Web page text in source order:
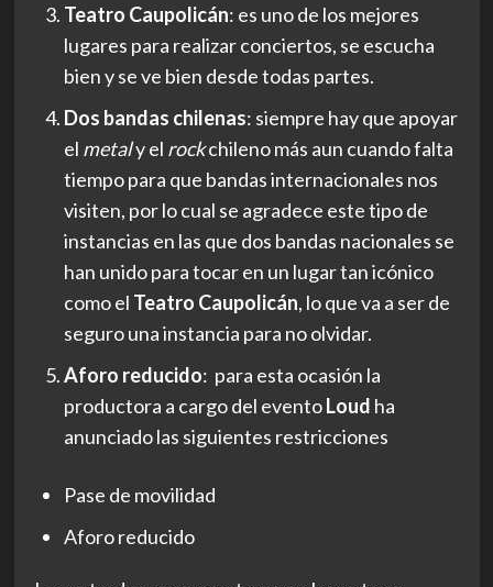
Teatro Caupolicán: es uno de los mejores
lugares para realizar conciertos, se escucha
bien y se ve bien desde todas partes.
Dos bandas chilenas: siempre hay que apoyar
el metaly el rockchileno más aun cuando falta
tiempo para que bandas internacionales nos
visiten, por lo cual se agradece este tipo de
instancias en las que dos bandas nacionales se
han unido para tocar en un lugar tan icónico
como el Teatro Caupolicán, lo que va a ser de
seguro una instancia para no olvidar.
Aforo reducido: para esta ocasión la
productora a cargo del eventoLoud ha
anunciado las siguientes restricciones
Pase de movilidad
Aforo reducido